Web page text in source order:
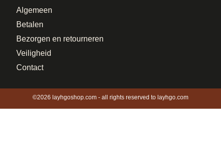
Algemeen
Betalen
Bezorgen en retourneren
Veiligheid
Contact
©2026 layhgoshop.com - all rights reserved to layhgo.com